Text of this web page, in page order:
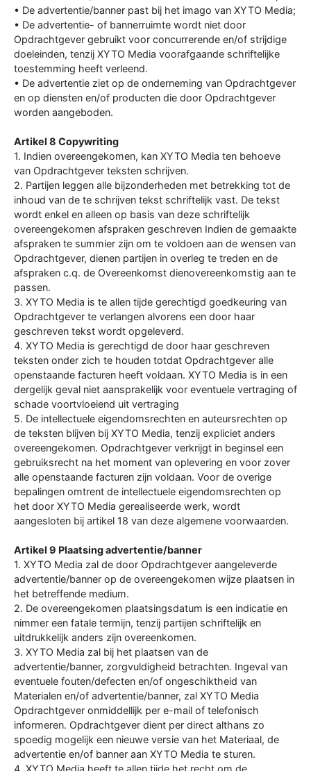
• De advertentie/banner past bij het imago van XYTO Media;
• De advertentie- of bannerruimte wordt niet door
Opdrachtgever gebruikt voor concurrerende en/of strijdige
doeleinden, tenzij XYTO Media voorafgaande schriftelijke
toestemming heeft verleend.
• De advertentie ziet op de onderneming van Opdrachtgever
en op diensten en/of producten die door Opdrachtgever
worden aangeboden.
Artikel 8 Copywriting
1. Indien overeengekomen, kan XYTO Media ten behoeve
van Opdrachtgever teksten schrijven.
2. Partijen leggen alle bijzonderheden met betrekking tot de
inhoud van de te schrijven tekst schriftelijk vast. De tekst
wordt enkel en alleen op basis van deze schriftelijk
overeengekomen afspraken geschreven Indien de gemaakte
afspraken te summier zijn om te voldoen aan de wensen van
Opdrachtgever, dienen partijen in overleg te treden en de
afspraken c.q. de Overeenkomst dienovereenkomstig aan te
passen.
3. XYTO Media is te allen tijde gerechtigd goedkeuring van
Opdrachtgever te verlangen alvorens een door haar
geschreven tekst wordt opgeleverd.
4. XYTO Media is gerechtigd de door haar geschreven
teksten onder zich te houden totdat Opdrachtgever alle
openstaande facturen heeft voldaan. XYTO Media is in een
dergelijk geval niet aansprakelijk voor eventuele vertraging of
schade voortvloeiend uit vertraging
5. De intellectuele eigendomsrechten en auteursrechten op
de teksten blijven bij XYTO Media, tenzij expliciet anders
overeengekomen. Opdrachtgever verkrijgt in beginsel een
gebruiksrecht na het moment van oplevering en voor zover
alle openstaande facturen zijn voldaan. Voor de overige
bepalingen omtrent de intellectuele eigendomsrechten op
het door XYTO Media gerealiseerde werk, wordt
aangesloten bij artikel 18 van deze algemene voorwaarden.
Artikel 9 Plaatsing advertentie/banner
1. XYTO Media zal de door Opdrachtgever aangeleverde
advertentie/banner op de overeengekomen wijze plaatsen in
het betreffende medium.
2. De overeengekomen plaatsingsdatum is een indicatie en
nimmer een fatale termijn, tenzij partijen schriftelijk en
uitdrukkelijk anders zijn overeenkomen.
3. XYTO Media zal bij het plaatsen van de
advertentie/banner, zorgvuldigheid betrachten. Ingeval van
eventuele fouten/defecten en/of ongeschiktheid van
Materialen en/of advertentie/banner, zal XYTO Media
Opdrachtgever onmiddellijk per e-mail of telefonisch
informeren. Opdrachtgever dient per direct althans zo
spoedig mogelijk een nieuwe versie van het Materiaal, de
advertentie en/of banner aan XYTO Media te sturen.
4. XYTO Media heeft te allen tijde het recht om de